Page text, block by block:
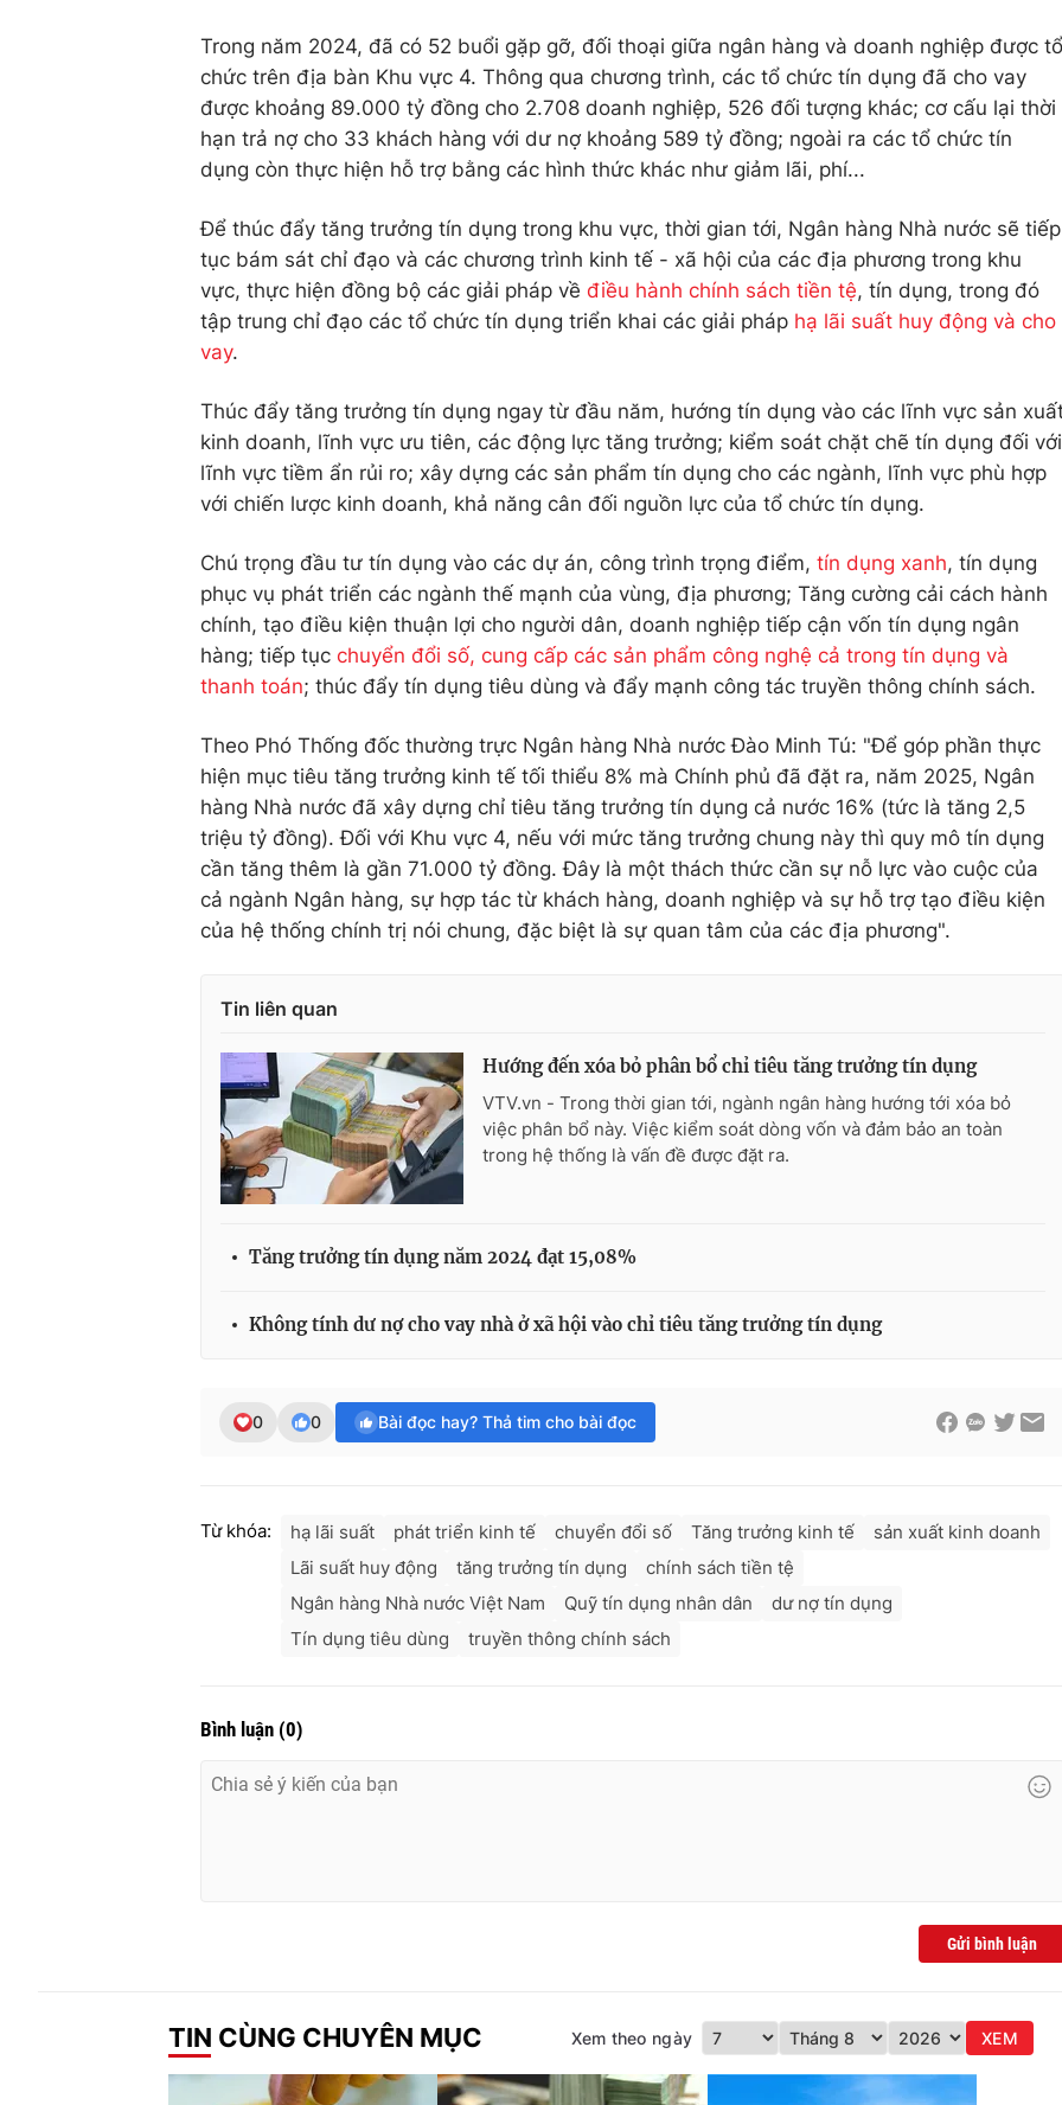
Trong năm 2024, đã có 52 buổi gặp gỡ, đối thoại giữa ngân hàng và doanh nghiệp được tổ
chức trên địa bàn Khu vực 4. Thông qua chương trình, các tổ chức tín dụng đã cho vay
được khoảng 89.000 tỷ đồng cho 2.708 doanh nghiệp, 526 đối tượng khác; cơ cấu lại thời
hạn trả nợ cho 33 khách hàng với dư nợ khoảng 589 tỷ đồng; ngoài ra các tổ chức tín
dụng còn thực hiện hỗ trợ bằng các hình thức khác như giảm lãi, phí...
Để thúc đẩy tăng trưởng tín dụng trong khu vực, thời gian tới, Ngân hàng Nhà nước sẽ tiếp
tục bám sát chỉ đạo và các chương trình kinh tế - xã hội của các địa phương trong khu
vực, thực hiện đồng bộ các giải pháp về điều hành chính sách tiền tệ, tín dụng, trong đó
tập trung chỉ đạo các tổ chức tín dụng triển khai các giải pháp hạ lãi suất huy động và cho
vay.
Thúc đẩy tăng trưởng tín dụng ngay từ đầu năm, hướng tín dụng vào các lĩnh vực sản
kinh doanh, lĩnh vực ưu tiên, các động lực tăng trưởng; kiểm soát chặt chẽ tín dụng đối với
lĩnh vực tiềm ẩn rủi ro; xây dựng các sản phẩm tín dụng cho các ngành, lĩnh vực phù hợp
với chiến lược kinh doanh, khả năng cân đối nguồn lực của tổ chức tín dụng.
Chú trọng đầu tư tín dụng vào các dự án, công trình trọng điểm, tín dụng xanh, tín dụng
phục vụ phát triển các ngành thế mạnh của vùng, địa phương; Tăng cường cải cách hành
chính, tạo điều kiện thuận lợi cho người dân, doanh nghiệp tiếp cận vốn tín dụng ngân
hàng; tiếp tục chuyển đổi số, cung cấp các sản phẩm công nghệ cả trong tín dụng và
thanh toán; thúc đẩy tín dụng tiêu dùng và đẩy mạnh công tác truyền thông chính sách.
Theo Phó Thống đốc thường trực Ngân hàng Nhà nước Đào Minh Tú: "Để góp phần thực
hiện mục tiêu tăng trưởng kinh tế tối thiểu 8% mà Chính phủ đã đặt ra, năm 2025, Ngân
hàng Nhà nước đã xây dựng chỉ tiêu tăng trưởng tín dụng cả nước 16% (tức là tăng 2,5
triệu tỷ đồng). Đối với Khu vực 4, nếu với mức tăng trưởng chung này thì quy mô tín dụng
cần tăng thêm là gần 71.000 tỷ đồng. Đây là một thách thức cần sự nỗ lực vào cuộc của
cả ngành Ngân hàng, sự hợp tác từ khách hàng, doanh nghiệp và sự hỗ trợ tạo điều kiện
của hệ thống chính trị nói chung, đặc biệt là sự quan tâm của các địa phương".
Tin liên quan
Hướng đến xóa bỏ phân bổ chỉ tiêu tăng trưởng tín dụng
VTV.vn - Trong thời gian tới, ngành ngân hàng hướng tới xóa bỏ
việc phân bổ này. Việc kiểm soát dòng vốn và đảm bảo an toàn
trong hệ thống là vấn đề được đặt ra.
Tăng trưởng tín dụng năm 2024 đạt 15,08%
Không tính dư nợ cho vay nhà ở xã hội vào chỉ tiêu tăng trưởng tín dụng
0 0 Bài đọc hay? Thả tim cho bài đọc
Từ khóa: hạ lãi suất phát triển kinh tế chuyển đổi số Tăng trưởng kinh tế
sản xuất kinh doanh
Lãi suất huy động
tăng trưởng tín dụng
chính sách tiền tệ
Ngân hàng Nhà nước Việt Nam
Quỹ tín dụng nhân dân
dư nợ tín dụng
Tín dụng tiêu dùng
truyền thông chính sách
Bình luận (0)
Gửi bình luận
TIN CÙNG CHUYÊN MỤC Xem theo ngày XEM